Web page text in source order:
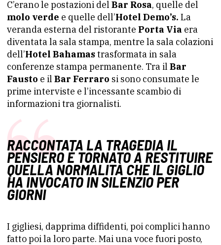
C’erano le postazioni del Bar Rosa, quelle del
molo verde e quelle dell’Hotel Demo’s. La
veranda esterna del ristorante Porta Via era
diventata la sala stampa, mentre la sala colazioni
dell’Hotel Bahamastrasformata in sala
conferenze stampa permanente. Tra il Bar
Fausto e il Bar Ferraro si sono consumate le
prime interviste e l’incessante scambio di
informazioni tra giornalisti.
RACCONTATA LA TRAGEDIA IL
PENSIERO È TORNATO A RESTITUIRE
QUELLA NORMALITÀ CHE IL GIGLIO
HA INVOCATO IN SILENZIO PER
GIORNI
I gigliesi, dapprima diffidenti, poi complici hanno
fatto poi la loro parte. Mai una voce fuori posto,